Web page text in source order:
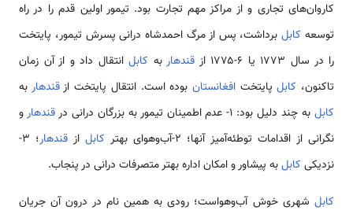
کاروان‌های تجاری و از مراکز مهم تجارت بود. تیمور اولین قدم را در راه
توسعه کابلبرداشت، پس از مرگ احمدشاه درانی پسرش تیمور، پایتخت
را در سال ۱۷۷۳ یا ۶-۱۷۷۵ از
قندهاربه کابلانتقال داد و از آن زمان
تاکنون، کابلپایتختافغانستان بوده است. انتقال پایتخت ازقندهار به
کابلبه چند دلیل بود: ۱- عدم اطمینان تیمور به بزرگان درانی در قندهارو
نگرانی از اقدامات توطئه‌آمیز آنها؛ ۲-آب‌وهوای بهتر
کابلاز قندهار
؛ ۳-
نزدیکی کابلبه پیشاور و امکان اداره بهتر متصرفات درانی در پنجاب.
کابل شهری خوش آب‌وهواست؛ رودی به همین نام در درون آن جریان